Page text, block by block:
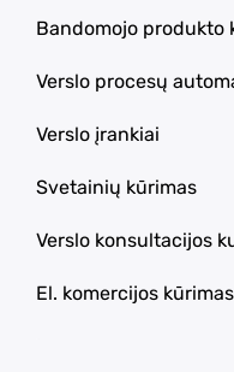
Bandomojo produkto
Verslo procesų
Verslo įrankiai
Svetainių kūrimas
Verslo konsultacijos
El. komercijos kūrimas